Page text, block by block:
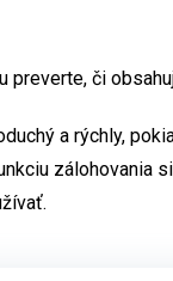
preverte, či
a rýchly,
zálohovania